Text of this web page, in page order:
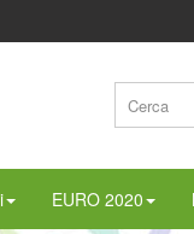
EURO 2020